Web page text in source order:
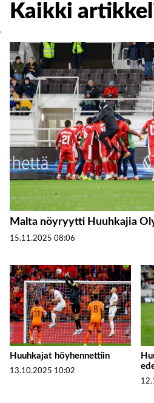
Kaikki
Malta nöyryytti Huuhkajia
15.11.2025 08:06
Huuhkajat höyhennettiin
13.10.2025 10:02